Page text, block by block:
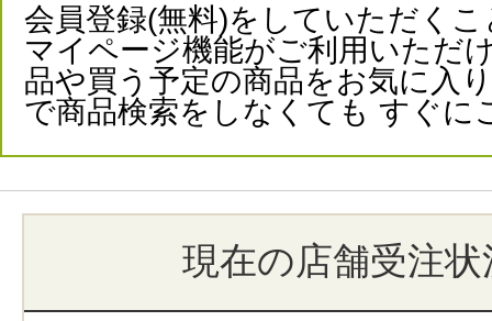
会員登録(無料)をしていただくこ
マイページ機能がご利用いただ
品や買う予定の商品をお気に入
で商品検索をしなくても すぐに
現在の店舗受注状